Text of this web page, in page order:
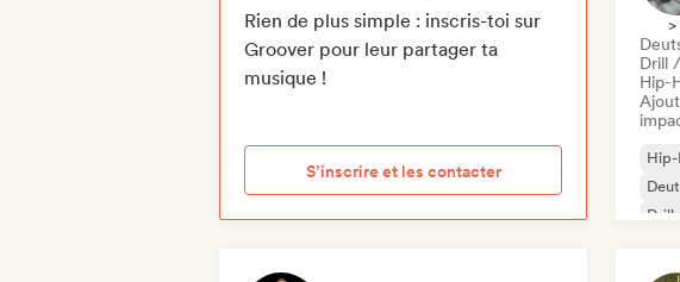
Rien de plus simple : inscris-toi sur
Groover pour leur partager ta
musique !
S’inscrire et les contacter
Drill
Hip-
Drill